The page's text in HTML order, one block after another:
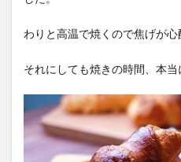
わりと高温で焼くので焦げが心
それにしても焼きの時間、本